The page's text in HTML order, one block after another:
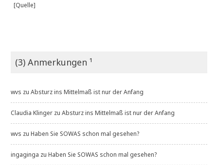
[Quelle]
(3) Anmerkungen ¹
wvs zuAbsturz ins Mittelmaß ist nur der Anfang
Claudia Klinger zuAbsturz ins Mittelmaß ist nur der Anfang
wvs zuHaben Sie SOWAS schon mal gesehen?
ingaginga zuHaben Sie SOWAS schon mal gesehen?